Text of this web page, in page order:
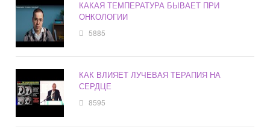
КАКАЯ ТЕМПЕРАТУРА БЫВАЕТ ПРИ
ОНКОЛОГИИ
5885
КАК ВЛИЯЕТ ЛУЧЕВАЯ ТЕРАПИЯ НА
СЕРДЦЕ
8595